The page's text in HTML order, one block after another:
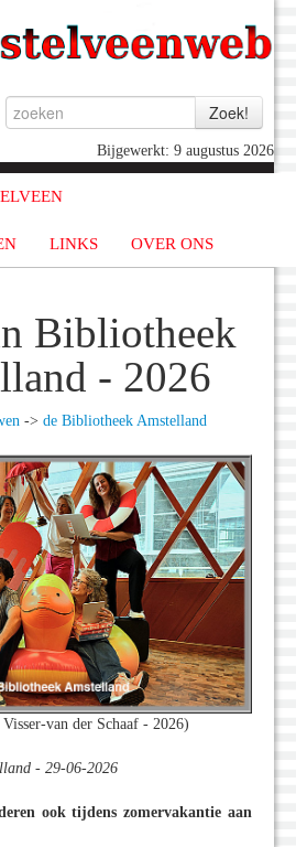
Bijgewerkt: 9 augustus 2026
LINKS OVER ONS
Bibliotheek
- 2026
-> de Bibliotheek Amstelland
van der Schaaf - 2026)
- 29-06-2026
ook tijdens zomervakantie aan